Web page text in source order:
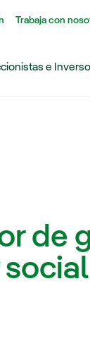
Trabaja con
e
de
social